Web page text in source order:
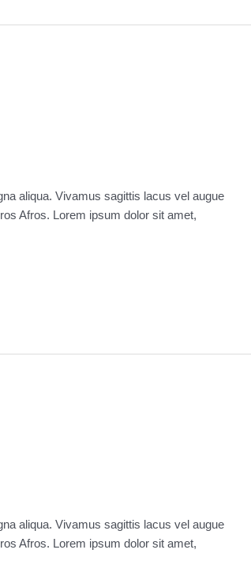
aliqua. Vivamus sagittis lacus vel augue
Afros. Lorem ipsum dolor sit amet,
aliqua. Vivamus sagittis lacus vel augue
Afros. Lorem ipsum dolor sit amet,